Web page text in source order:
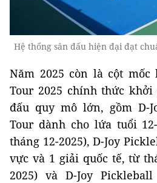
Hệ thống sân đấu hiện đại đạt
Năm 2025 còn là cột mốc
Tour 2025 chính thức
đấu quy mô lớn, gồm D-
Tour dành cho lứa tuổi
tháng 12-2025), D-Joy
vực và 1 giải quốc tế, từ
2025) và D-Joy